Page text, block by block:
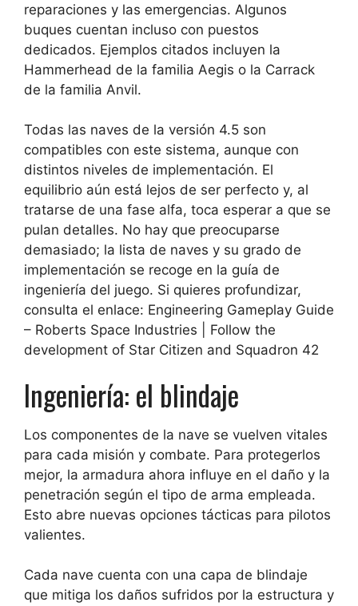
reparaciones y las emergencias. Algunos
buques cuentan incluso con puestos
dedicados. Ejemplos citados incluyen la
Hammerhead de la familia Aegis o la Carrack
de la familia Anvil.
Todas las naves de la versión 4.5 son
compatibles con este sistema, aunque con
distintos niveles de implementación. El
equilibrio aún está lejos de ser perfecto y, al
tratarse de una fase alfa, toca esperar a que se
pulan detalles. No hay que preocuparse
demasiado; la lista de naves y su grado de
implementación se recoge en la guía de
ingeniería del juego. Si quieres profundizar,
consulta el enlace: Engineering Gameplay Guide
– Roberts Space Industries | Follow the
development of Star Citizen and Squadron 42
Ingeniería: el blindaje
Los componentes de la nave se vuelven vitales
para cada misión y combate. Para protegerlos
mejor, la armadura ahora influye en el daño y la
penetración según el tipo de arma empleada.
Esto abre nuevas opciones tácticas para pilotos
valientes.
Cada nave cuenta con una capa de blindaje
que mitiga los daños sufridos por la estructura y